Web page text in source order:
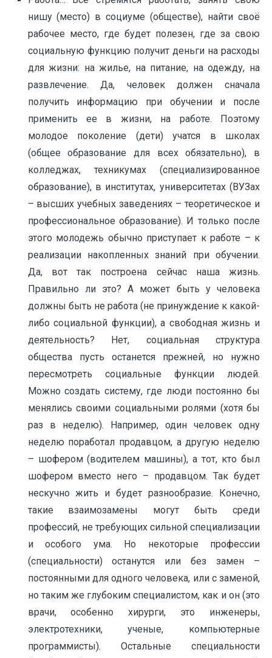
нишу (место) в социуме (обществе), найти своё
рабочее место, где будет полезен, где за свою
социальную функцию получит деньги на расходы
для жизни: на жилье, на питание, на одежду, на
развлечение. Да, человек должен сначала
получить информацию при обучении и после
применить ее в жизни, на работе. Поэтому
молодое поколение (дети) учатся в школах
(общее образование для всех обязательно), в
колледжах, техникумах (специализированное
образование), в институтах, университетах (ВУЗах
– высших учебных заведениях – теоретическое и
профессиональное образование). И только после
этого молодежь обычно приступает к работе – к
реализации накопленных знаний при обучении.
Да, вот так построена сейчас наша жизнь.
Правильно ли это? А может быть у человека
должны быть не работа (не принуждение к какой-
либо социальной функции), а свободная жизнь и
деятельность? Нет, социальная структура
общества пусть останется прежней, но нужно
пересмотреть социальные функции людей.
Можно создать систему, где люди постоянно бы
менялись своими социальными ролями (хотя бы
раз в неделю). Например, один человек одну
неделю поработал продавцом, а другую неделю
– шофером (водителем машины), а тот, кто был
шофером вместо него – продавцом. Так будет
нескучно жить и будет разнообразие. Конечно,
такие взаимозамены могут быть среди
профессий, не требующих сильной специализации
и особого ума. Но некоторые профессии
(специальности) останутся или без замен –
постоянными для одного человека, или с заменой,
но таким же глубоким специалистом, как и он (это
врачи, особенно хирурги, это инженеры,
электротехники, ученые, компьютерные
программисты). Остальные специальности